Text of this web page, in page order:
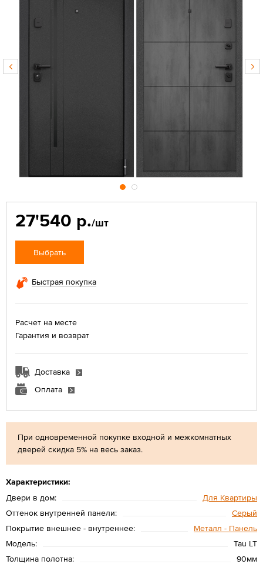
При одновременной покупке входной и межкомнатных
дверей скидка 5% на весь заказ.
Характеристики:
Двери в дом:
Для Квартиры
Оттенок внутренней панели:
Серый
Покрытие внешнее - внутреннее:
Металл - Панель
Модель:
Tau LT
Толщина полотна:
90мм
27'540 р./шт
Выбрать
Быстрая покупка
Расчет на месте
Гарантия и возврат
Доставка
Оплата